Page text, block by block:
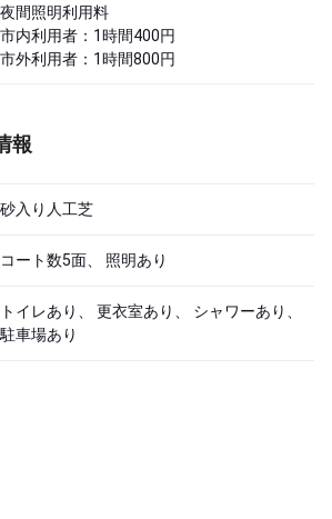
夜間照明利用料
市内利用者：1時間400円
市外利用者：1時間800円
報
砂入り人工芝
コート数5面、 照明あり
トイレあり、 更衣室あり、 シャワーあり、
駐車場あり